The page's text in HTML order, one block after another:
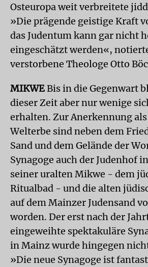
Osteuropa weit verbreitete
»Die prägende geistige Kraft
das Judentum kann gar nicht
eingeschätzt werden«,
verstorbene Theologe Otto
MIKWEBis in die Gegenwart
dieser Zeit aber nur wenige
erhalten. Zur Anerkennung
Welterbe sind neben dem
Sand und dem Gelände der
Synagoge auch der Judenhof
seiner uralten Mikwe - dem
Ritualbad - und die alten
auf dem Mainzer Judensand
worden. Der erst nach der
eingeweihte spektakuläre
in Mainz wurde hingegen
»Die neue Synagoge ist